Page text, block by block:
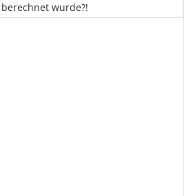
wurde?!